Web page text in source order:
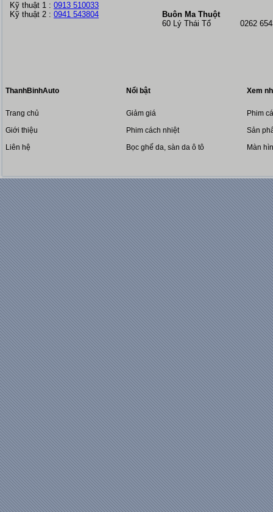
Kỹ thuật 1 : 0913 510033
Kỹ thuật 2 : 0941 543804
Buôn Ma Thuột
60 Lý Thái Tổ 0262
ThanhBinhAuto
Trang chủ
Giới thiệu
Liên hệ
Nổi bật
Giảm giá
Phim cách nhiệt
Bọc ghế da, sàn da ô tô
Xem
Phim
Sản
Màn